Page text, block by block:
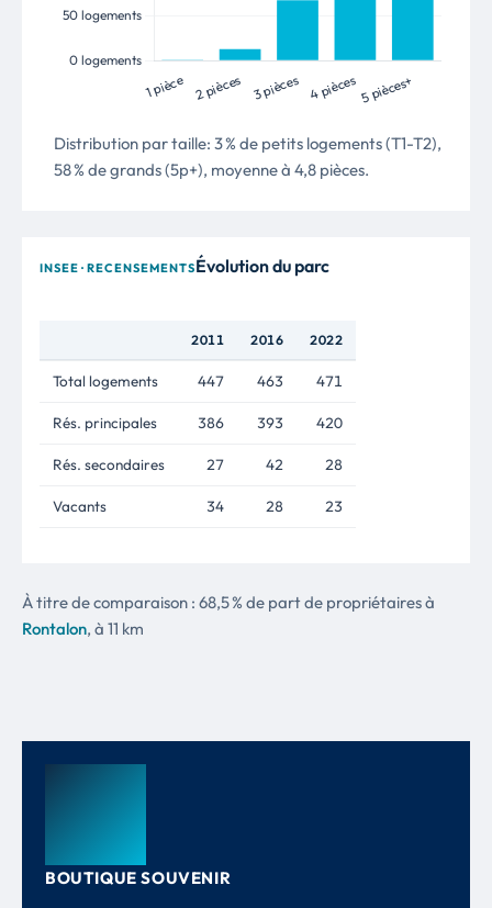
Distribution par taille: 3 % de petits logements (T1-T2),
58 % de grands (5p+), moyenne à 4,8 pièces.
INSEE · RECENSEMENTSÉvolution du parc
2011 2016 2022
Total logements 447 463 471
Rés. principales 386 393 420
Rés. secondaires 27 42 28
Vacants 34 28 23
À titre de comparaison : 68,5 % de part de propriétaires à
Rontalon, à 11 km
BOUTIQUE SOUVENIR